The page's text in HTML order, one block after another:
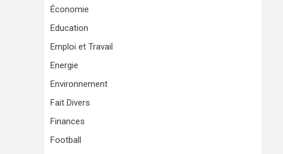
Économie
Education
Emploi et Travail
Energie
Environnement
Fait Divers
Finances
Football